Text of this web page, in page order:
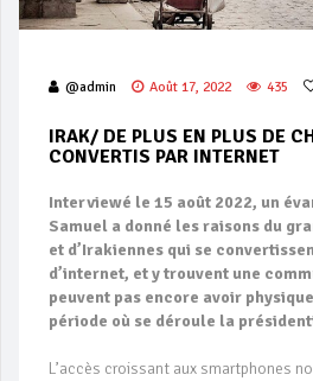
@admin Août 17, 2022 435
IRAK/ DE PLUS EN PLUS DE
CONVERTIS PAR INTERNET
Interviewé le 15 août 2022, un
Samuel a donné les raisons du
et d’Irakiennes qui se
d’internet, et y trouvent une
peuvent pas encore avoir
période où se déroule la
L’accès croissant aux smartphones